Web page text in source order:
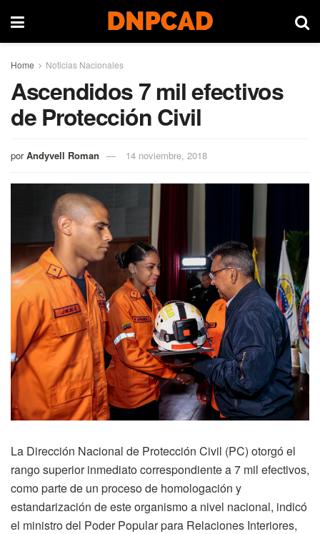
Home Noticias Nacionales
Ascendidos 7 mil efectivos
de Protección Civil
por Andyvell Roman 14 noviembre, 2018
La Dirección Nacional de Protección Civil (PC) otorgó el
rango superior inmediato correspondiente a 7 mil efectivos,
como parte de un proceso de homologación y
estandarización de este organismo a nivel nacional, indicó
el ministro del Poder Popular para Relaciones Interiores,